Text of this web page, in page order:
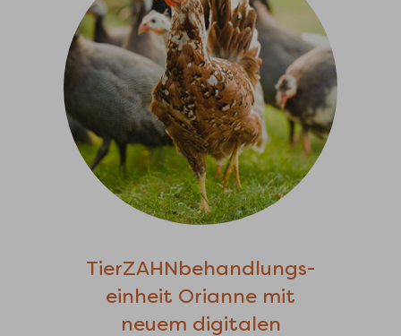
TierZAHNbehandlungs-
einheit Orianne mit
neuem digitalen